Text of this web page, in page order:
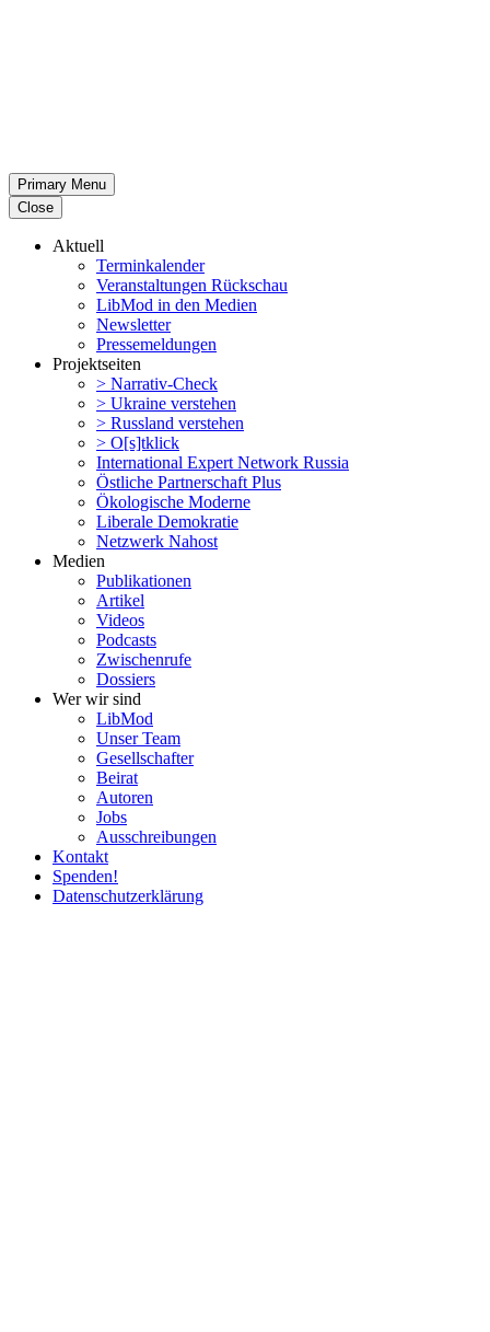
Primary Menu
Close
Aktuell
Termin­ka­lender
Veran­stal­tungen Rückschau
LibMod in den Medien
Newsletter
Presse­mel­dungen
Projekt­seiten
> Narrativ-Check
> Ukraine verstehen
> Russland verstehen
> O[s]tklick
Inter­na­tional Expert Network Russia
Östliche Partner­schaft Plus
Ökolo­gische Moderne
Liberale Demokratie
Netzwerk Nahost
Medien
Publi­ka­tionen
Artikel
Videos
Podcasts
Zwischenrufe
Dossiers
Wer wir sind
LibMod
Unser Team
Gesell­schafter
Beirat
Autoren
Jobs
Ausschrei­bungen
Kontakt
Spenden!
Daten­schutz­er­klärung